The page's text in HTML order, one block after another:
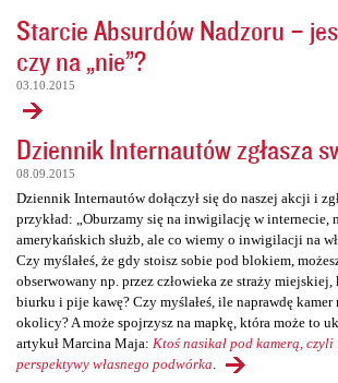
Starcie Absurdów Nadzoru –
czy na „nie”?
03.10.2015
Dziennik Internautów zgłasza
08.09.2015
Dziennik Internautów dołączył się do naszej akcji i
przykład: „Oburzamy się na inwigilację w internecie,
amerykańskich służb, ale co wiemy o inwigilacji na
Czy myślałeś, że gdy stoisz sobie pod blokiem,
obserwowany np. przez człowieka ze straży
biurku i pije kawę? Czy myślałeś, ile naprawdę
okolicy? A może spojrzysz na mapkę, która może to
artykuł Marcina Maja: Ktoś nasikał pod kamerą,
perspektywy własnego podwórka